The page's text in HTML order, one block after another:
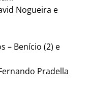
Nogueira e
– Benício (2) e
Pradella